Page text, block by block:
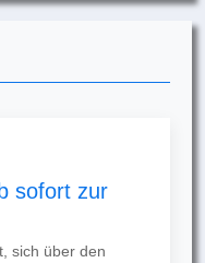
sofort zur
sich über den